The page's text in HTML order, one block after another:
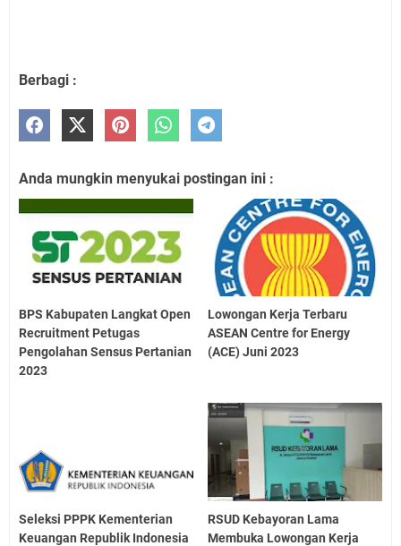
Berbagi :
Anda mungkin menyukai postingan ini :
BPS Kabupaten Langkat Open
Recruitment Petugas
Pengolahan Sensus Pertanian
2023
Lowongan Kerja Terbaru
ASEAN Centre for Energy
(ACE) Juni 2023
Seleksi PPPK Kementerian
Keuangan Republik Indonesia
RSUD Kebayoran Lama
Membuka Lowongan Kerja